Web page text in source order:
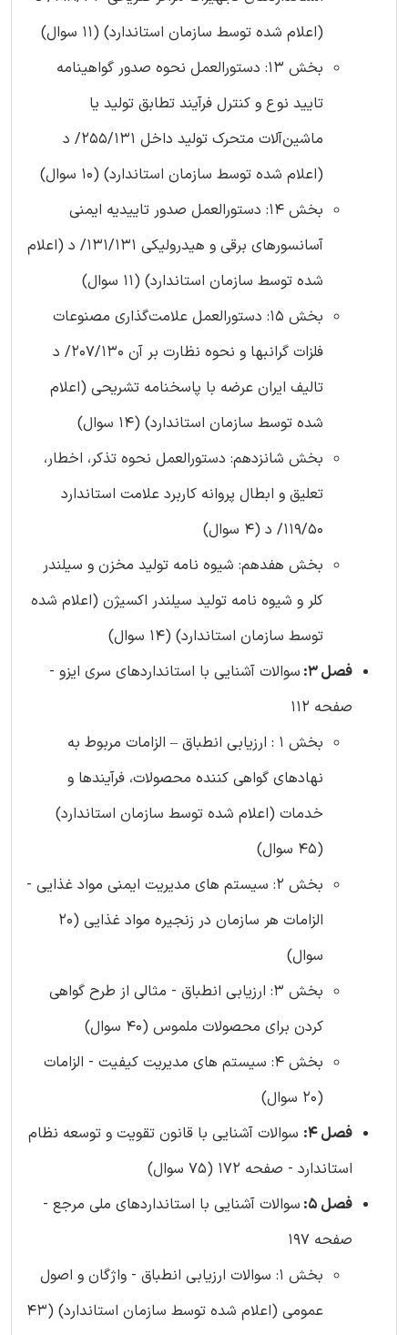
(اعلام شده توسط سازمان استاندارد) (11 سوال)
بخش 13: دستورالعمل نحوه صدور گواهینامه
تایید نوع و کنترل فرآیند تطابق تولید یا
ماشین‌آلات متحرک تولید داخل 255/131/ د
(اعلام شده توسط سازمان استاندارد) (10 سوال)
بخش 14: دستورالعمل صدور تاییدیه ایمنی
آسانسورهای برقی و هیدرولیکی 131/131/ د (اعلام
شده توسط سازمان استاندارد) (11 سوال)
بخش 15: دستورالعمل علامت‌گذاری مصنوعات
فلزات گرانبها و نحوه نظارت بر آن 207/130/ د
تالیف ایران عرضه با پاسخنامه تشریحی (اعلام
شده توسط سازمان استاندارد) (14 سوال)
بخش شانزدهم: دستورالعمل نحوه تذکر، اخطار،
تعلیق و ابطال پروانه کاربرد علامت استاندارد
119/50/ د (4 سوال)
بخش هفدهم: شیوه نامه تولید مخزن و سیلندر
کلر و شیوه نامه تولید سیلندر اکسیژن (اعلام شده
توسط سازمان استاندارد) (14 سوال)
فصل 3:
سوالات آشنایی با استانداردهای سری ایزو -
صفحه 112
بخش 1 : ارزیابی انطباق – الزامات مربوط به
نهادهای گواهی کننده محصولات، فرآیندها و
خدمات (اعلام شده توسط سازمان استاندارد)
(45 سوال)
بخش 2: سیستم های مدیریت ایمنی مواد غذایی -
الزامات هر سازمان در زنجیره مواد غذایی (20
سوال)
بخش 3: ارزیابی انطباق - مثالی از طرح گواهی
کردن برای محصولات ملموس (40 سوال)
بخش 4: سیستم های مدیریت کیفیت - الزامات
(20 سوال)
فصل 4:
سوالات آشنایی با قانون تقویت و توسعه نظام
استاندارد - صفحه 172 (75 سوال)
فصل 5:
سوالات آشنایی با استانداردهای ملی مرجع -
صفحه 197
بخش 1: سوالات ارزیابی انطباق - واژگان و اصول
عمومی (اعلام شده توسط سازمان استاندارد) (43